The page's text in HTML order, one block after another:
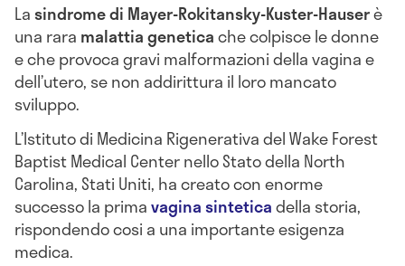
Lasindrome di Mayer-Rokitansky-Kuster-Hauserè
una rara malattia geneticache colpisce le donne
e che provoca gravi malformazioni della vagina e
dell’utero, se non addirittura il loro mancato
sviluppo.
L’Istituto di Medicina Rigenerativa del Wake Forest
Baptist Medical Center nello Stato della North
Carolina, Stati Uniti, ha creato con enorme
successo la primavagina sinteticadella storia,
rispondendo cosi a una importante esigenza
medica.